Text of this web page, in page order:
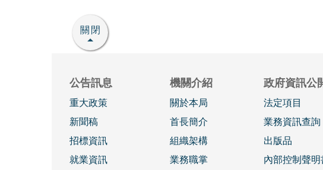
關閉
公告訊息
重大政策
新聞稿
招標資訊
就業資訊
機關介紹
關於本局
首長簡介
組織架構
業務職掌
政府資訊公
法定項目
業務資訊查詢
出版品
內部控制聲明